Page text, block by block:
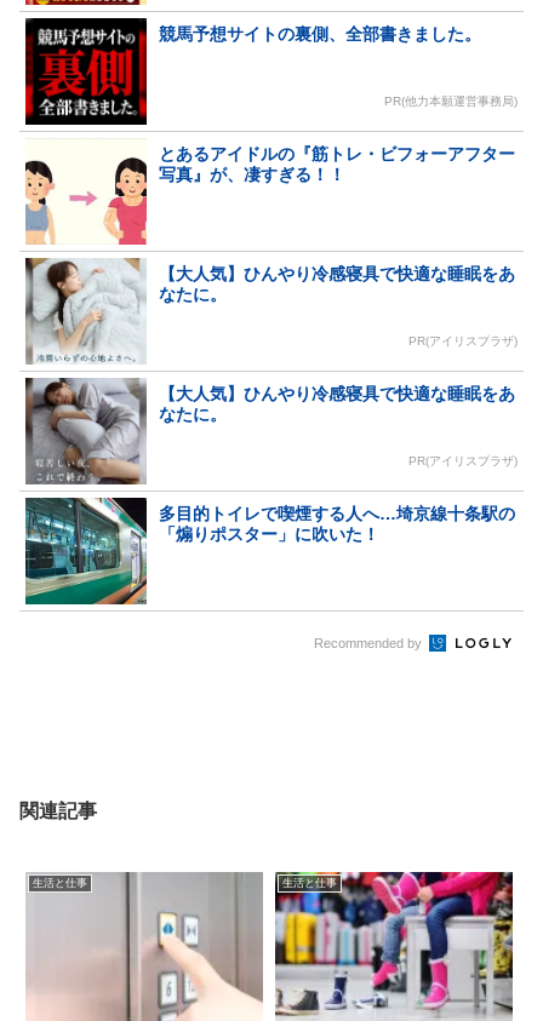
競馬予想サイトの裏側、全部書きました。
PR(他力本願運営事務局)
とあるアイドルの『筋トレ・ビフォーアフター
写真』が、凄すぎる！！
【大人気】ひんやり冷感寝具で快適な睡眠をあ
なたに。
PR(アイリスプラザ)
【大人気】ひんやり冷感寝具で快適な睡眠をあ
なたに。
PR(アイリスプラザ)
多目的トイレで喫煙する人へ…埼京線十条駅の
「煽りポスター」に吹いた！
Recommended by
関連記事
生活と仕事 生活と仕事